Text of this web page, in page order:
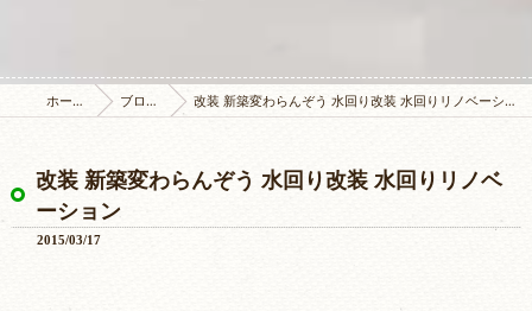
ホーム ブログ 改装 新築変わらんぞう 水回り改装 水回りリノベーション
改装 新築変わらんぞう 水回り改装 水回りリノベ
ーション
2015/03/17